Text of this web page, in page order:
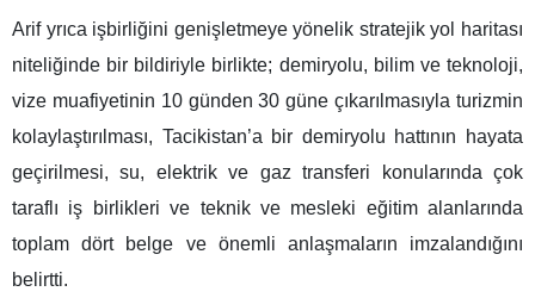
Arif yrıca işbirliğini genişletmeye yönelik stratejik yol haritası
niteliğinde bir bildiriyle birlikte; demiryolu, bilim ve teknoloji,
vize muafiyetinin 10 günden 30 güne çıkarılmasıyla turizmin
kolaylaştırılması, Tacikistan’a bir demiryolu hattının hayata
geçirilmesi, su, elektrik ve gaz transferi konularında çok
taraflı iş birlikleri ve teknik ve mesleki eğitim alanlarında
toplam dört belge ve önemli anlaşmaların imzalandığını
belirtti.